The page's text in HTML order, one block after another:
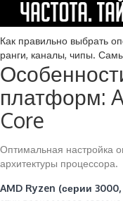
Как правильно выбрать
ранги, каналы, чипы.
платформ:
Core
Оптимальная настройка
архитектуры процессора.
AMD Ryzen (серии